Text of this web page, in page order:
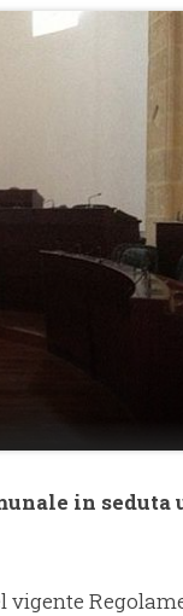
in seduta
vigente